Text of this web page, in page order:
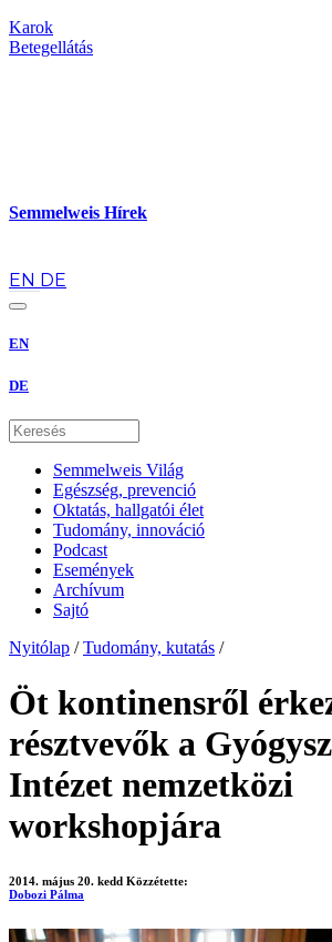
Karok
Betegellátás
Semmelweis Hírek
EN DE
EN
DE
Semmelweis Világ
Egészség, prevenció
Oktatás, hallgatói élet
Tudomány, innováció
Podcast
Események
Archívum
Sajtó
Nyitólap / Tudomány, kutatás /
Öt kontinensről
résztvevők a
Intézet nemzetközi
workshopjára
2014. május 20. kedd Közzétette:
Dobozi Pálma